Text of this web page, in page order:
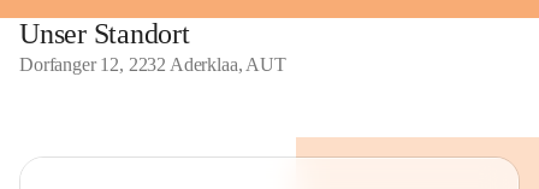
Unser Standort
Dorfanger 12, 2232 Aderklaa, AUT